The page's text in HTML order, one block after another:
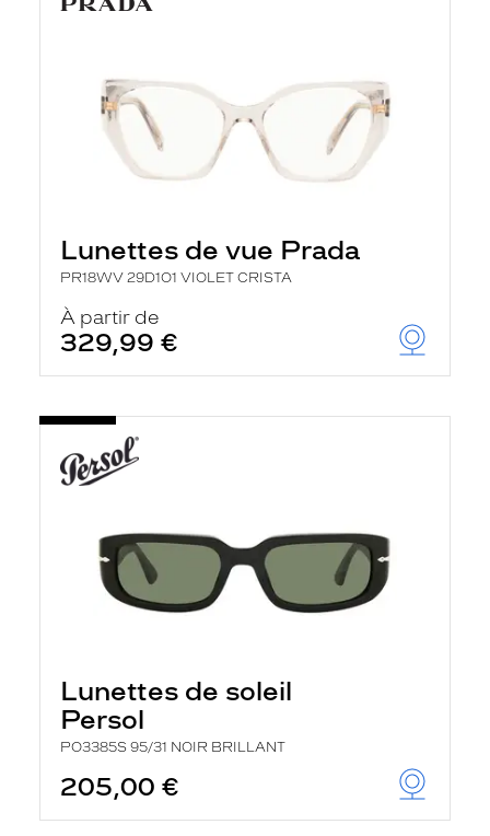
Lunettes de vue Prada
PR18WV 29D1O1 VIOLET CRISTA
À partir de
329,99 €
Lunettes de soleil
Persol
PO3385S 95/31 NOIR BRILLANT
205,00 €